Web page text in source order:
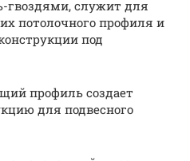
гвоздями, служит для
потолочного профиля и
под
профиль создает
для подвесного